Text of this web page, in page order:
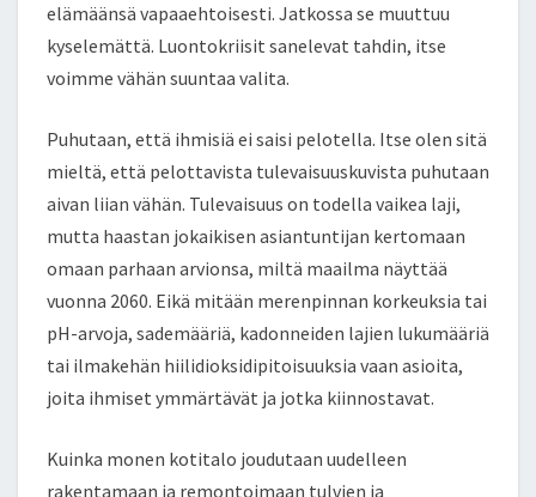
elämäänsä vapaaehtoisesti. Jatkossa se muuttuu
kyselemättä. Luontokriisit sanelevat tahdin, itse
voimme vähän suuntaa valita.
Puhutaan, että ihmisiä ei saisi pelotella. Itse olen sitä
mieltä, että pelottavista tulevaisuuskuvista puhutaan
aivan liian vähän. Tulevaisuus on todella vaikea laji,
mutta haastan jokaikisen asiantuntijan kertomaan
omaan parhaan arvionsa, miltä maailma näyttää
vuonna 2060. Eikä mitään merenpinnan korkeuksia tai
pH-arvoja, sademääriä, kadonneiden lajien lukumääriä
tai ilmakehän hiilidioksidipitoisuuksia vaan asioita,
joita ihmiset ymmärtävät ja jotka kiinnostavat.
Kuinka monen kotitalo joudutaan uudelleen
rakentamaan ja remontoimaan tulvien ja